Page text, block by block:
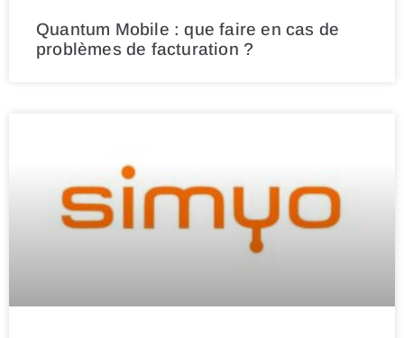
Quantum Mobile : que faire en cas de
problèmes de facturation ?